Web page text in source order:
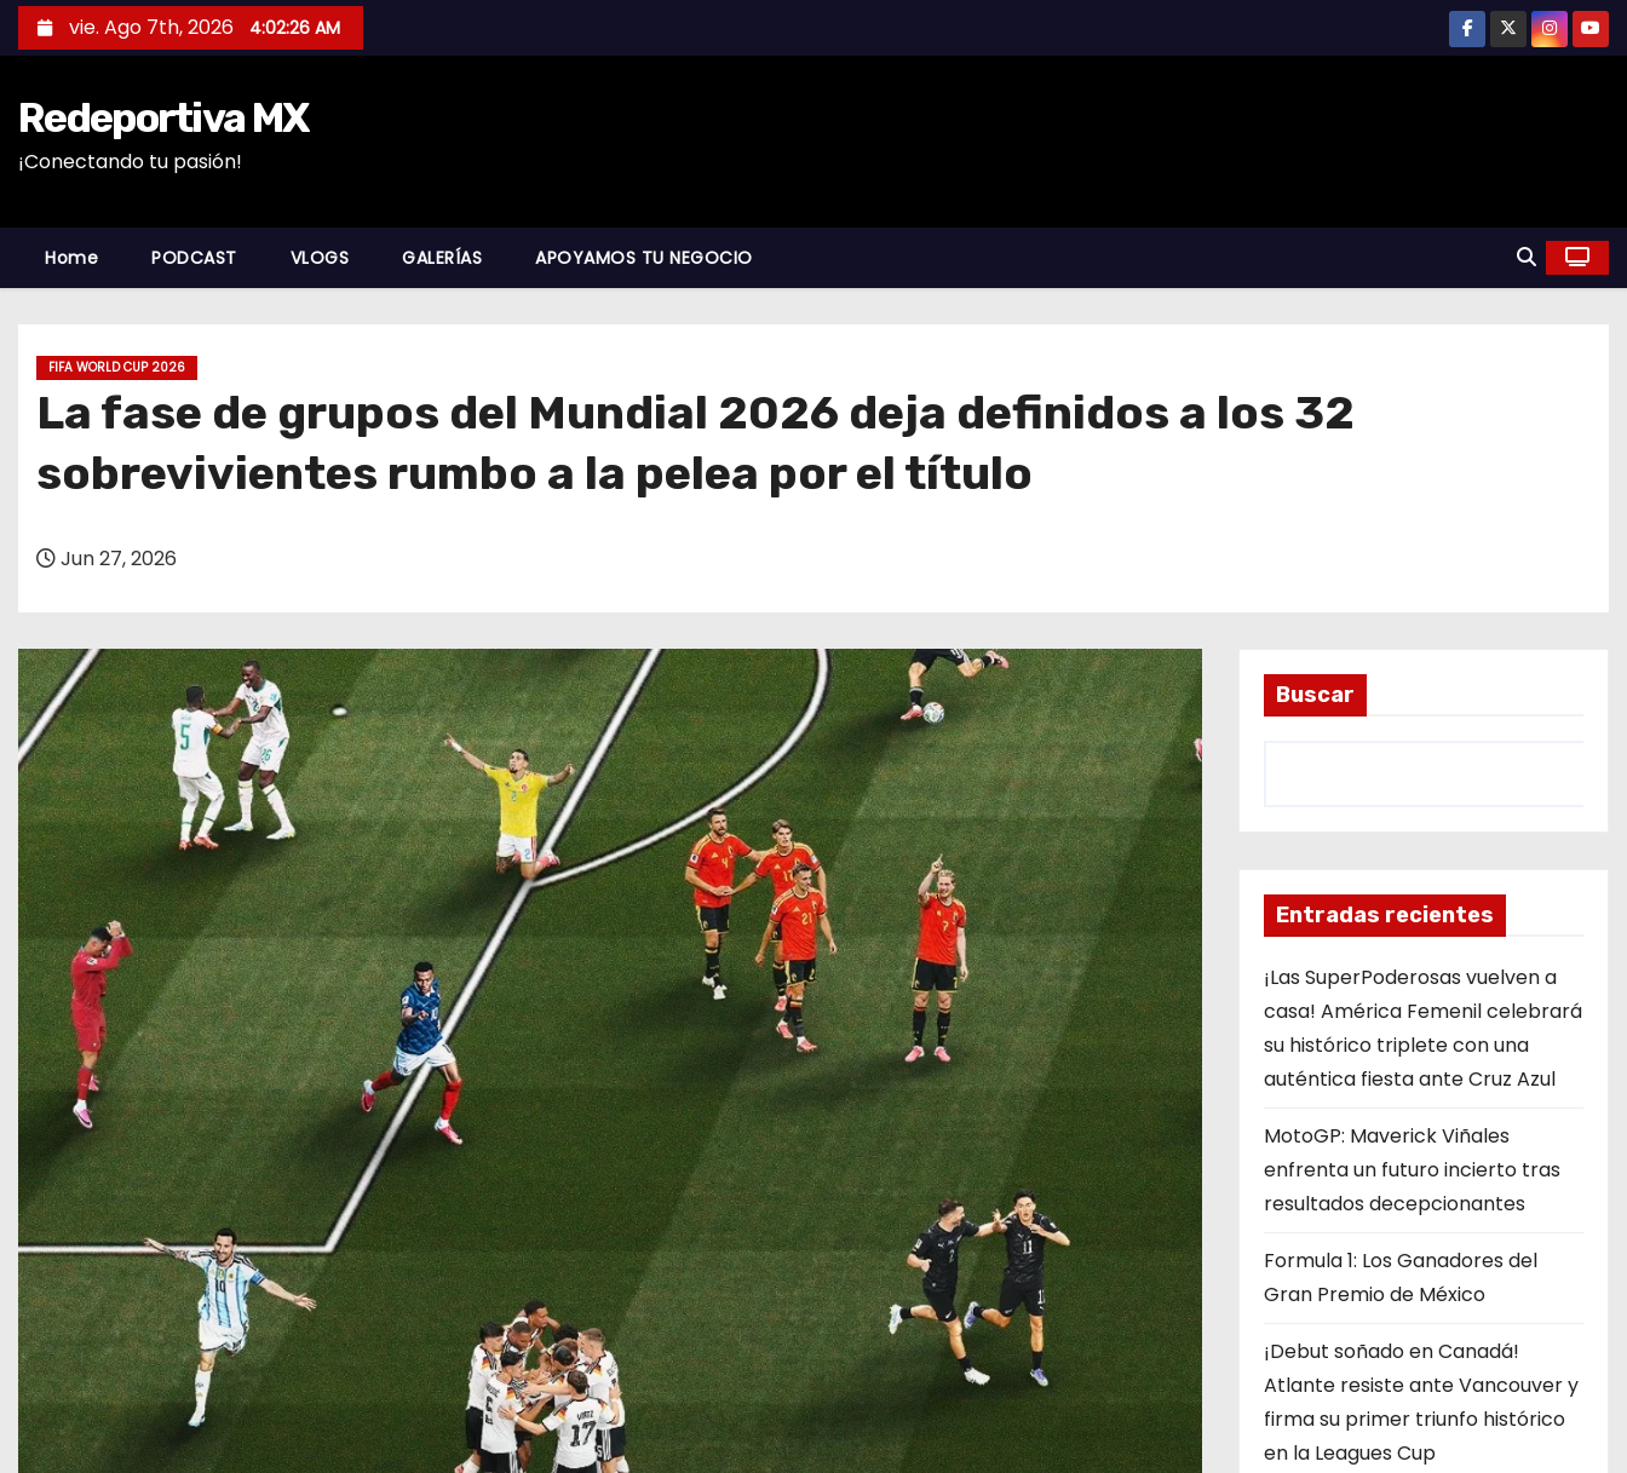
a
c
vie. Ago 7th, 2026 4:02:27 AM
Redeportiva MX
¡Conectando tu pasión!
Home PODCAST VLOGS GALERÍAS APOYAMOS TU NEGOCIO
FIFA WORLD CUP 2026
La fase de grupos del Mundial 2026 deja definidos a los 32
sobrevivientes rumbo a la pelea por el título
Jun 27, 2026
Buscar
Entradas recientes
¡Las SuperPoderosas vuelven a
casa! América Femenil celebrará
su histórico triplete con una
auténtica fiesta ante Cruz Azul
MotoGP: Maverick Viñales
enfrenta un futuro incierto tras
resultados decepcionantes
Formula 1: Los Ganadores del
Gran Premio de México
¡Debut soñado en Canadá!
Atlante resiste ante Vancouver y
firma su primer triunfo histórico
en la Leagues Cup